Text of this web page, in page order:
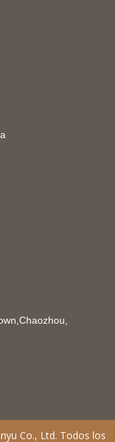
Co., Ltd. Todos los